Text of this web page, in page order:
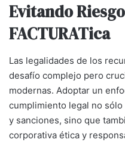
Evitando
FACTURATica
Las legalidades de los
desafío complejo pero
modernas. Adoptar un
cumplimiento legal no
y sanciones, sino que
corporativa ética y